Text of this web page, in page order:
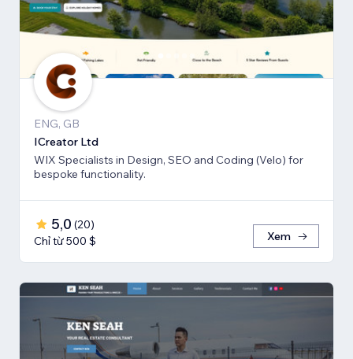
ENG, GB
ICreator Ltd
WIX Specialists in Design, SEO and Coding (Velo) for
bespoke functionality.
5,0 (20)
Chỉ từ 500 $
Xem